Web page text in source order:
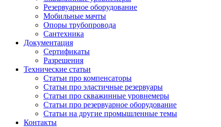
Резервуарное оборудование
Мобильные мачты
Опоры трубопровода
Сантехника
Документация
Сертификаты
Разрешения
Технические статьи
Статьи про компенсаторы
Статьи про эластичные резервуары
Статьи про скважинные уровнемеры
Статьи про резервуарное оборудование
Статьи на другие промышленные темы
Контакты